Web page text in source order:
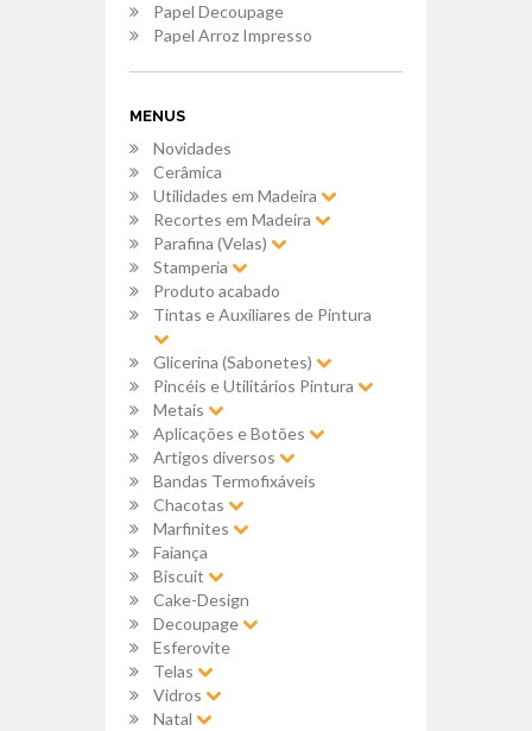
Papel Decoupage
Papel Arroz Impresso
MENUS
Novidades
Cerâmica
Utilidades em Madeira
Recortes em Madeira
Parafina (Velas)
Stamperia
Produto acabado
Tintas e Auxiliares de Pintura
Glicerina (Sabonetes)
Pincéis e Utilitários Pintura
Metais
Aplicações e Botões
Artigos diversos
Bandas Termofixáveis
Chacotas
Marfinites
Faiança
Biscuit
Cake-Design
Decoupage
Esferovite
Telas
Vidros
Natal